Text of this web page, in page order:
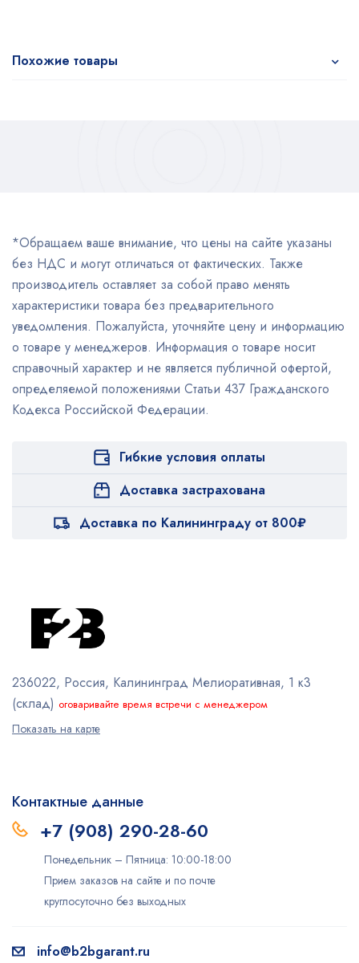
Похожие товары
*Обращаем ваше внимание, что цены на сайте указаны
без НДС и могут отличаться от фактических. Также
производитель оставляет за собой право менять
характеристики товара без предварительного
уведомления. Пожалуйста, уточняйте цену и информацию
о товаре у менеджеров. Информация о товаре носит
справочный характер и не является публичной офертой,
определяемой положениями Статьи 437 Гражданского
Кодекса Российской Федерации.
Гибкие условия оплаты
Доставка застрахована
Доставка по Калининграду от 800₽
236022, Россия, Калининград Мелиоративная, 1 к3
(склад) оговаривайте время встречи с менеджером
Показать на карте
Контактные данные
+7 (908) 290-28-60
Понедельник – Пятница: 10:00-18:00
Прием заказов на сайте и по почте
круглосуточно без выходных
info@b2bgarant.ru